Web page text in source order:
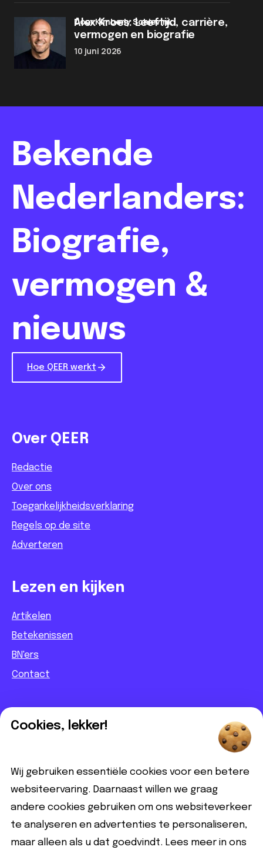
Alex Kroes: Leeftijd, carrière,
vermogen en biografie
door Kimberly Schievink
10 juni 2026
Bekende
Nederlanders:
Biografie,
vermogen &
nieuws
Hoe QEER werkt
Over QEER
Redactie
Over ons
Toegankelijkheidsverklaring
Regels op de site
Adverteren
Lezen en kijken
Artikelen
Betekenissen
BN'ers
Contact
Informatief
Partnerbijdrage
Disclaimer
Volg ons
Cookies, lekker!
Wij gebruiken essentiële cookies voor een betere
websiteervaring. Daarnaast willen we graag
andere cookies gebruiken om ons websiteverkeer
te analyseren en advertenties te personaliseren,
maar alleen als u dat goedvindt. Lees meer in ons